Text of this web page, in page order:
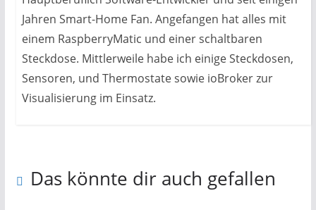
Jahren Smart-Home Fan. Angefangen hat alles mit
einem RaspberryMatic und einer schaltbaren
Steckdose. Mittlerweile habe ich einige Steckdosen,
Sensoren, und Thermostate sowie ioBroker zur
Visualisierung im Einsatz.
Das könnte dir auch gefallen